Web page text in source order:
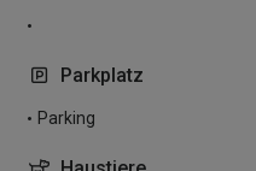
Parkplatz
Parking